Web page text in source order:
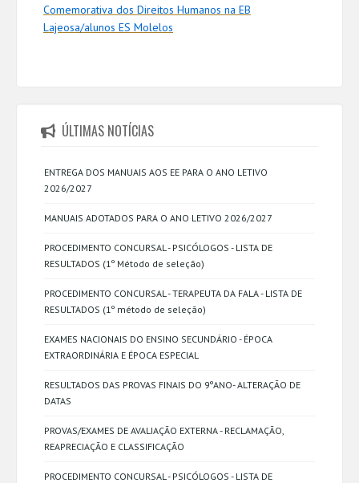
Comemorativa dos Direitos Humanos na EB
Lajeosa/alunos ES Molelos
ÚLTIMAS NOTÍCIAS
ENTREGA DOS MANUAIS AOS EE PARA O ANO LETIVO
2026/2027
MANUAIS ADOTADOS PARA O ANO LETIVO 2026/2027
PROCEDIMENTO CONCURSAL - PSICÓLOGOS - LISTA DE
RESULTADOS (1º Método de seleção)
PROCEDIMENTO CONCURSAL - TERAPEUTA DA FALA - LISTA DE
RESULTADOS (1º método de seleção)
EXAMES NACIONAIS DO ENSINO SECUNDÁRIO - ÉPOCA
EXTRAORDINÁRIA E ÉPOCA ESPECIAL
RESULTADOS DAS PROVAS FINAIS DO 9ºANO- ALTERAÇÃO DE
DATAS
PROVAS/EXAMES DE AVALIAÇÃO EXTERNA - RECLAMAÇÃO,
REAPRECIAÇÃO E CLASSIFICAÇÃO
PROCEDIMENTO CONCURSAL - PSICÓLOGOS - LISTA DE